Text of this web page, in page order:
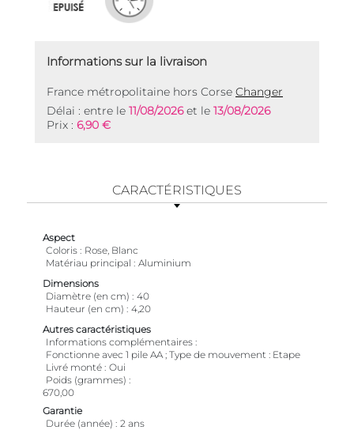
Informations sur la livraison
France métropolitaine hors Corse Changer
Délai : entre le 11/08/2026et le 13/08/2026
Prix : 6,90 €
CARACTÉRISTIQUES
Aspect
Coloris
Rose, Blanc
Matériau principal
Aluminium
Dimensions
Diamètre (en cm)
40
Hauteur (en cm)
4,20
Autres caractéristiques
Informations complémentaires
Fonctionne avec 1 pile AA ; Type de mouvement : Etape
Livré monté Oui
Poids (grammes)
670,00
Garantie
Durée (année)
2 ans